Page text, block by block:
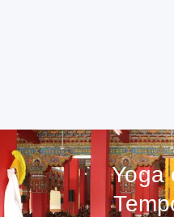
Yoga
Agenda
Apoya
Contacto